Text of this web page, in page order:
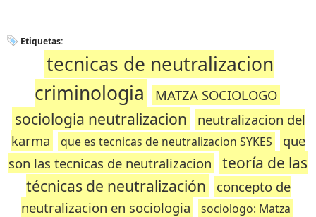
Etiquetas:
tecnicas de neutralizacion
criminologia
MATZA SOCIOLOGO
sociologia neutralizacion
neutralizacion del
karma
que es tecnicas de neutralizacion SYKES
que
son las tecnicas de neutralizacion
teoría de las
técnicas de neutralización
concepto de
neutralizacion en sociologia
sociologo: Matza